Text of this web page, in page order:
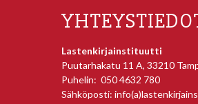
Lastenkirjainstituutti
Puutarhakatu 11 A, 33210
Puhelin: 050 4632 780
Sähköposti: